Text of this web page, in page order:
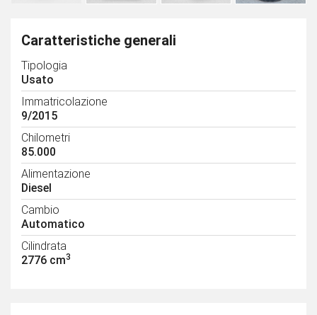
Caratteristiche generali
Tipologia
Usato
Immatricolazione
9/2015
Chilometri
85.000
Alimentazione
Diesel
Cambio
Automatico
Cilindrata
2776 cm3